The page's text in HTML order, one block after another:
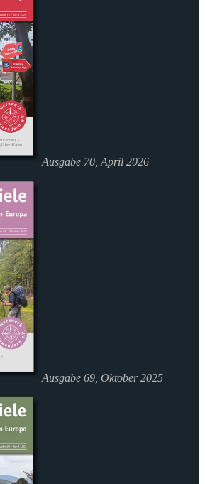
Ausgabe 70, April 2026
Ausgabe 69, Oktober 2025